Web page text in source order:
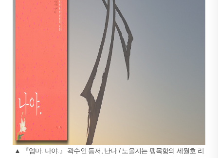
▲ 『엄마. 나야.』 곽수인 등저, 난다 / 노을지는 팽목항의 세월호 리